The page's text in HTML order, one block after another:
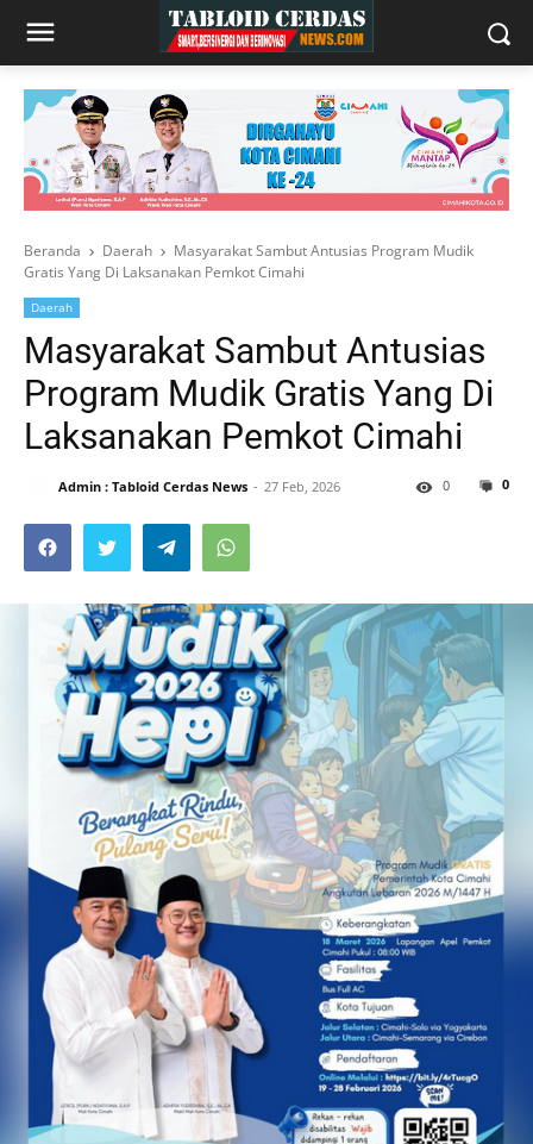
Beranda Daerah
Masyarakat Sambut Antusias Program Mudik
Gratis Yang Di Laksanakan Pemkot Cimahi
Daerah
Masyarakat Sambut Antusias
Program Mudik Gratis Yang Di
Laksanakan Pemkot Cimahi
Admin : Tabloid Cerdas News 27 Feb, 2026 0
0